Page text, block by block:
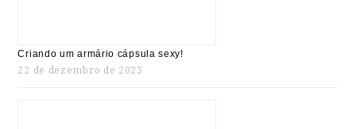
Criando um armário cápsula sexy!
22 de dezembro de 2023